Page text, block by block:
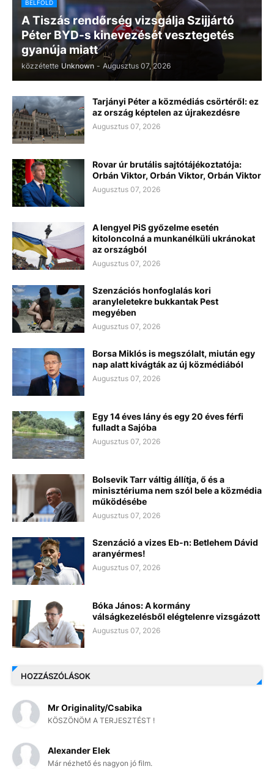
BELFÖLD
A Tiszás rendőrség vizsgálja Szijjártó
Péter BYD-s kinevezését vesztegetés
gyanúja miatt
közzétette Unknown - Augusztus 07, 2026
Tarjányi Péter a közmédiás csörtéről: ez
az ország képtelen az újrakezdésre
Augusztus 07, 2026
Rovar úr brutális sajtótájékoztatója:
Orbán Viktor, Orbán Viktor, Orbán Viktor
Augusztus 07, 2026
A lengyel PiS győzelme esetén
kitoloncolná a munkanélküli ukránokat
az országból
Augusztus 07, 2026
Szenzációs honfoglalás kori
aranyleletekre bukkantak Pest
megyében
Augusztus 07, 2026
Borsa Miklós is megszólalt, miután egy
nap alatt kivágták az új közmédiából
Augusztus 07, 2026
Egy 14 éves lány és egy 20 éves férfi
fulladt a Sajóba
Augusztus 07, 2026
Bolsevik Tarr váltig állítja, ő és a
minisztériuma nem szól bele a közmédia
működésébe
Augusztus 07, 2026
Szenzáció a vizes Eb-n: Betlehem Dávid
aranyérmes!
Augusztus 07, 2026
Bóka János: A kormány
válságkezelésből elégtelenre vizsgázott
Augusztus 07, 2026
HOZZÁSZÓLÁSOK
Mr Originality/Csabika
KÖSZÖNÖM A TERJESZTÉST !
Alexander Elek
Már nézhető és nagyon jó film.